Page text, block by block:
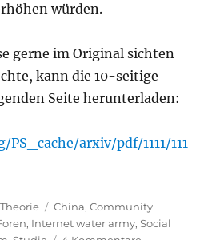
würden.
gerne im Original sichten
kann die 10-seitige
Seite herunterladen:
arxiv/pdf/1111/111
Kategorien
Theorie Schlagwörter
China,Community
, Internet water army,Social